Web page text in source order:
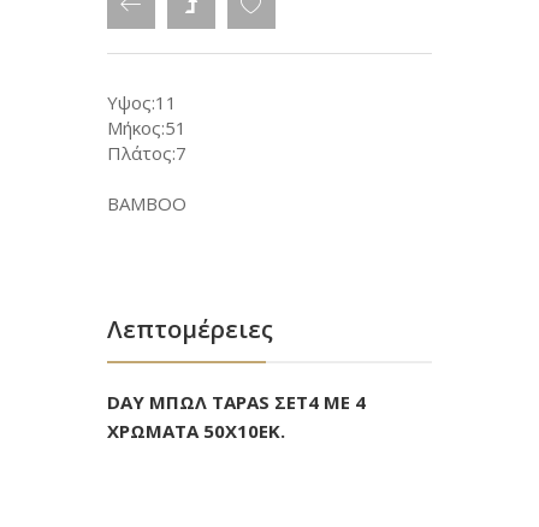
Υψος:11
Μήκος:51
Πλάτος:7
BAMBOO
Λεπτομέρειες
DAY ΜΠΩΛ TAPAS ΣΕΤ4 ΜΕ 4
ΧΡΩΜΑΤΑ 50X10ΕΚ.